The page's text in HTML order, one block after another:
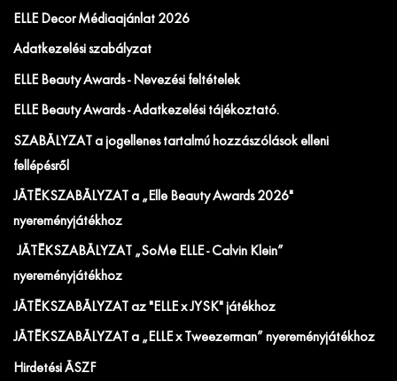
ELLE Decor Médiaajánlat 2026
Adatkezelési szabályzat
ELLE Beauty Awards - Nevezési feltételek
ELLE Beauty Awards - Adatkezelési tájékoztató.
SZABÁLYZAT a jogellenes tartalmú hozzászólások elleni
fellépésről
JÁTÉKSZABÁLYZAT a „Elle Beauty Awards 2026"
nyereményjátékhoz
JÁTÉKSZABÁLYZAT „SoMe ELLE - Calvin Klein”
nyereményjátékhoz
JÁTÉKSZABÁLYZAT az "ELLE x JYSK" játékhoz
JÁTÉKSZABÁLYZAT a „ELLE x Tweezerman” nyereményjátékhoz
Hirdetési ÁSZF